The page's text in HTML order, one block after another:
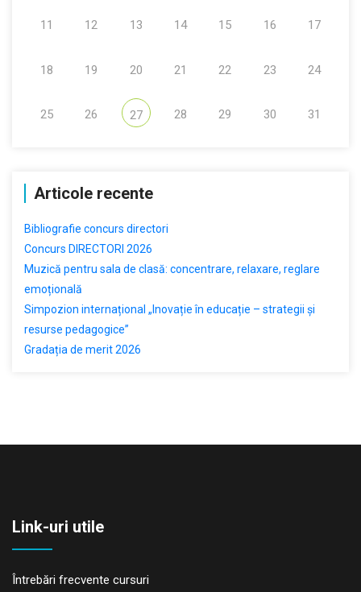
11 12 13 14 15 16 17
18 19 20 21 22 23 24
25 26 27 28 29 30 31
Articole recente
Bibliografie concurs directori
Concurs DIRECTORI 2026
Muzică pentru sala de clasă: concentrare, relaxare, reglare
emoțională
Simpozion internațional „Inovație în educație – strategii și
resurse pedagogice”
Gradația de merit 2026
Link-uri utile
Întrebări frecvente cursuri